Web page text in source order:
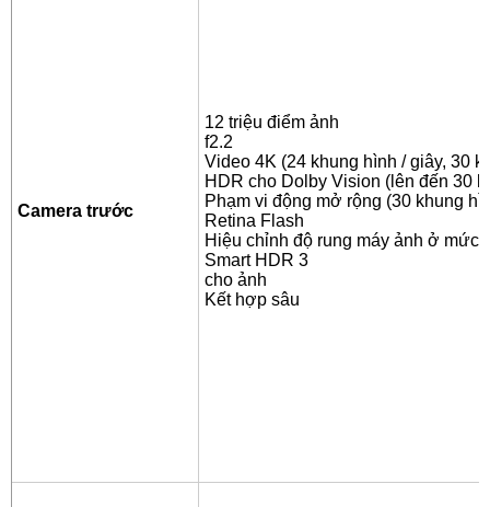
Camera trước
12 triệu điểm ảnh
f2.2
Video 4K (24 khung hình / giây, 30
HDR cho Dolby Vision (lên đến 30
Phạm vi động mở rộng (30 khung
Retina Flash
Hiệu chỉnh độ rung máy ảnh ở mức
Smart HDR 3
cho ảnh
Kết hợp sâu